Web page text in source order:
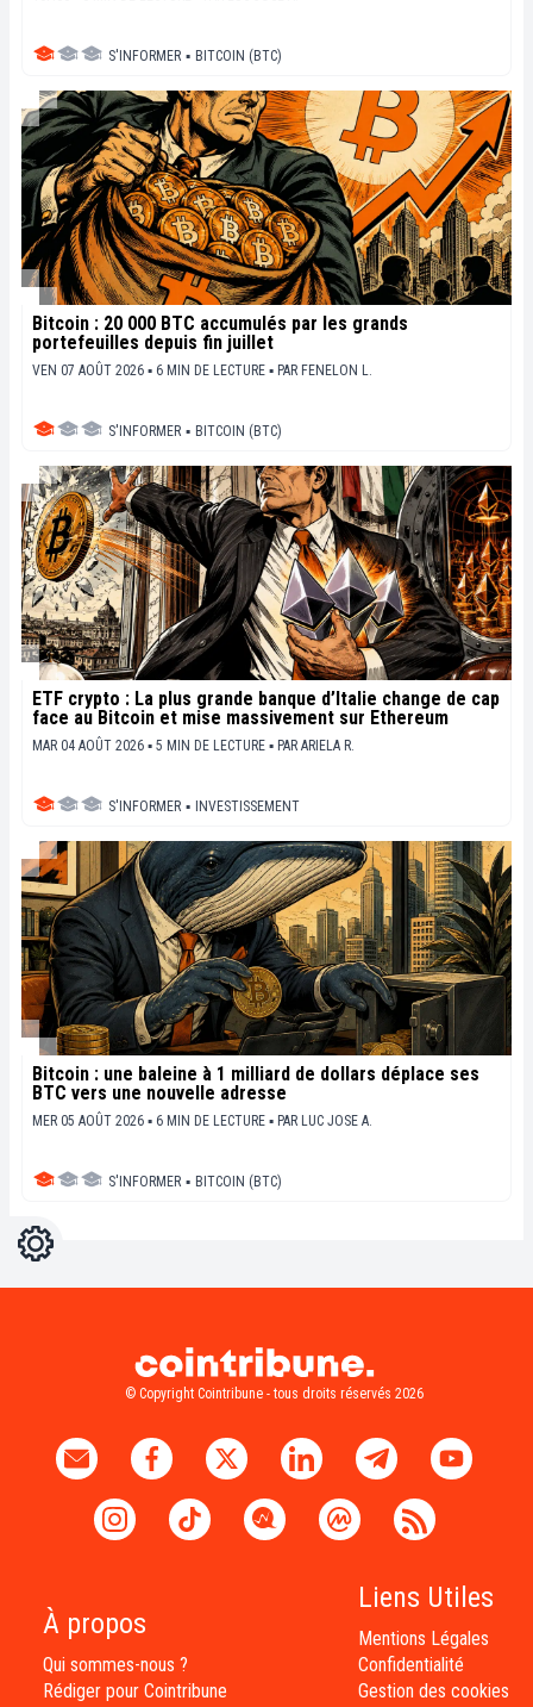
S'INFORMER ▪ BITCOIN (BTC)
Bitcoin : 20 000 BTC accumulés par les grands
portefeuilles depuis fin juillet
VEN 07 AOÛT 2026 ▪ 6 MIN DE LECTURE ▪ PAR FENELON L.
S'INFORMER ▪ BITCOIN (BTC)
ETF crypto : La plus grande banque d’Italie change de cap
face au Bitcoin et mise massivement sur Ethereum
MAR 04 AOÛT 2026 ▪ 5 MIN DE LECTURE ▪ PAR ARIELA R.
S'INFORMER ▪ INVESTISSEMENT
Bitcoin : une baleine à 1 milliard de dollars déplace ses
BTC vers une nouvelle adresse
MER 05 AOÛT 2026 ▪ 6 MIN DE LECTURE ▪ PAR LUC JOSE A.
S'INFORMER ▪ BITCOIN (BTC)
Réglages
© Copyright Cointribune - tous droits réservés 2026
À propos
Qui sommes-nous ?
Rédiger pour Cointribune
Liens Utiles
Mentions Légales
Confidentialité
Gestion des cookies